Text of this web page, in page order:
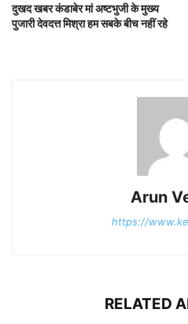
दुखद खबर कंडाबेर मां अष्टभुजी के मुख्य
पुजारी देवदत्त मिश्रा हम सबके बीच नहीं रहे
Arun
https://
RELATED